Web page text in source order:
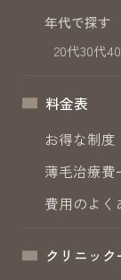
年代で探す
20代30代
料金表
お得な制度
薄毛治療費
費用のよく
クリニック